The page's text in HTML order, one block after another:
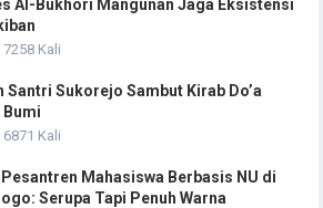
Al-Bukhori Mangunan Jaga Eksistensi
Kali
Santri Sukorejo Sambut Kirab Do’a
Bumi
Kali
Mahasiswa Berbasis NU di
Serupa Tapi Penuh Warna